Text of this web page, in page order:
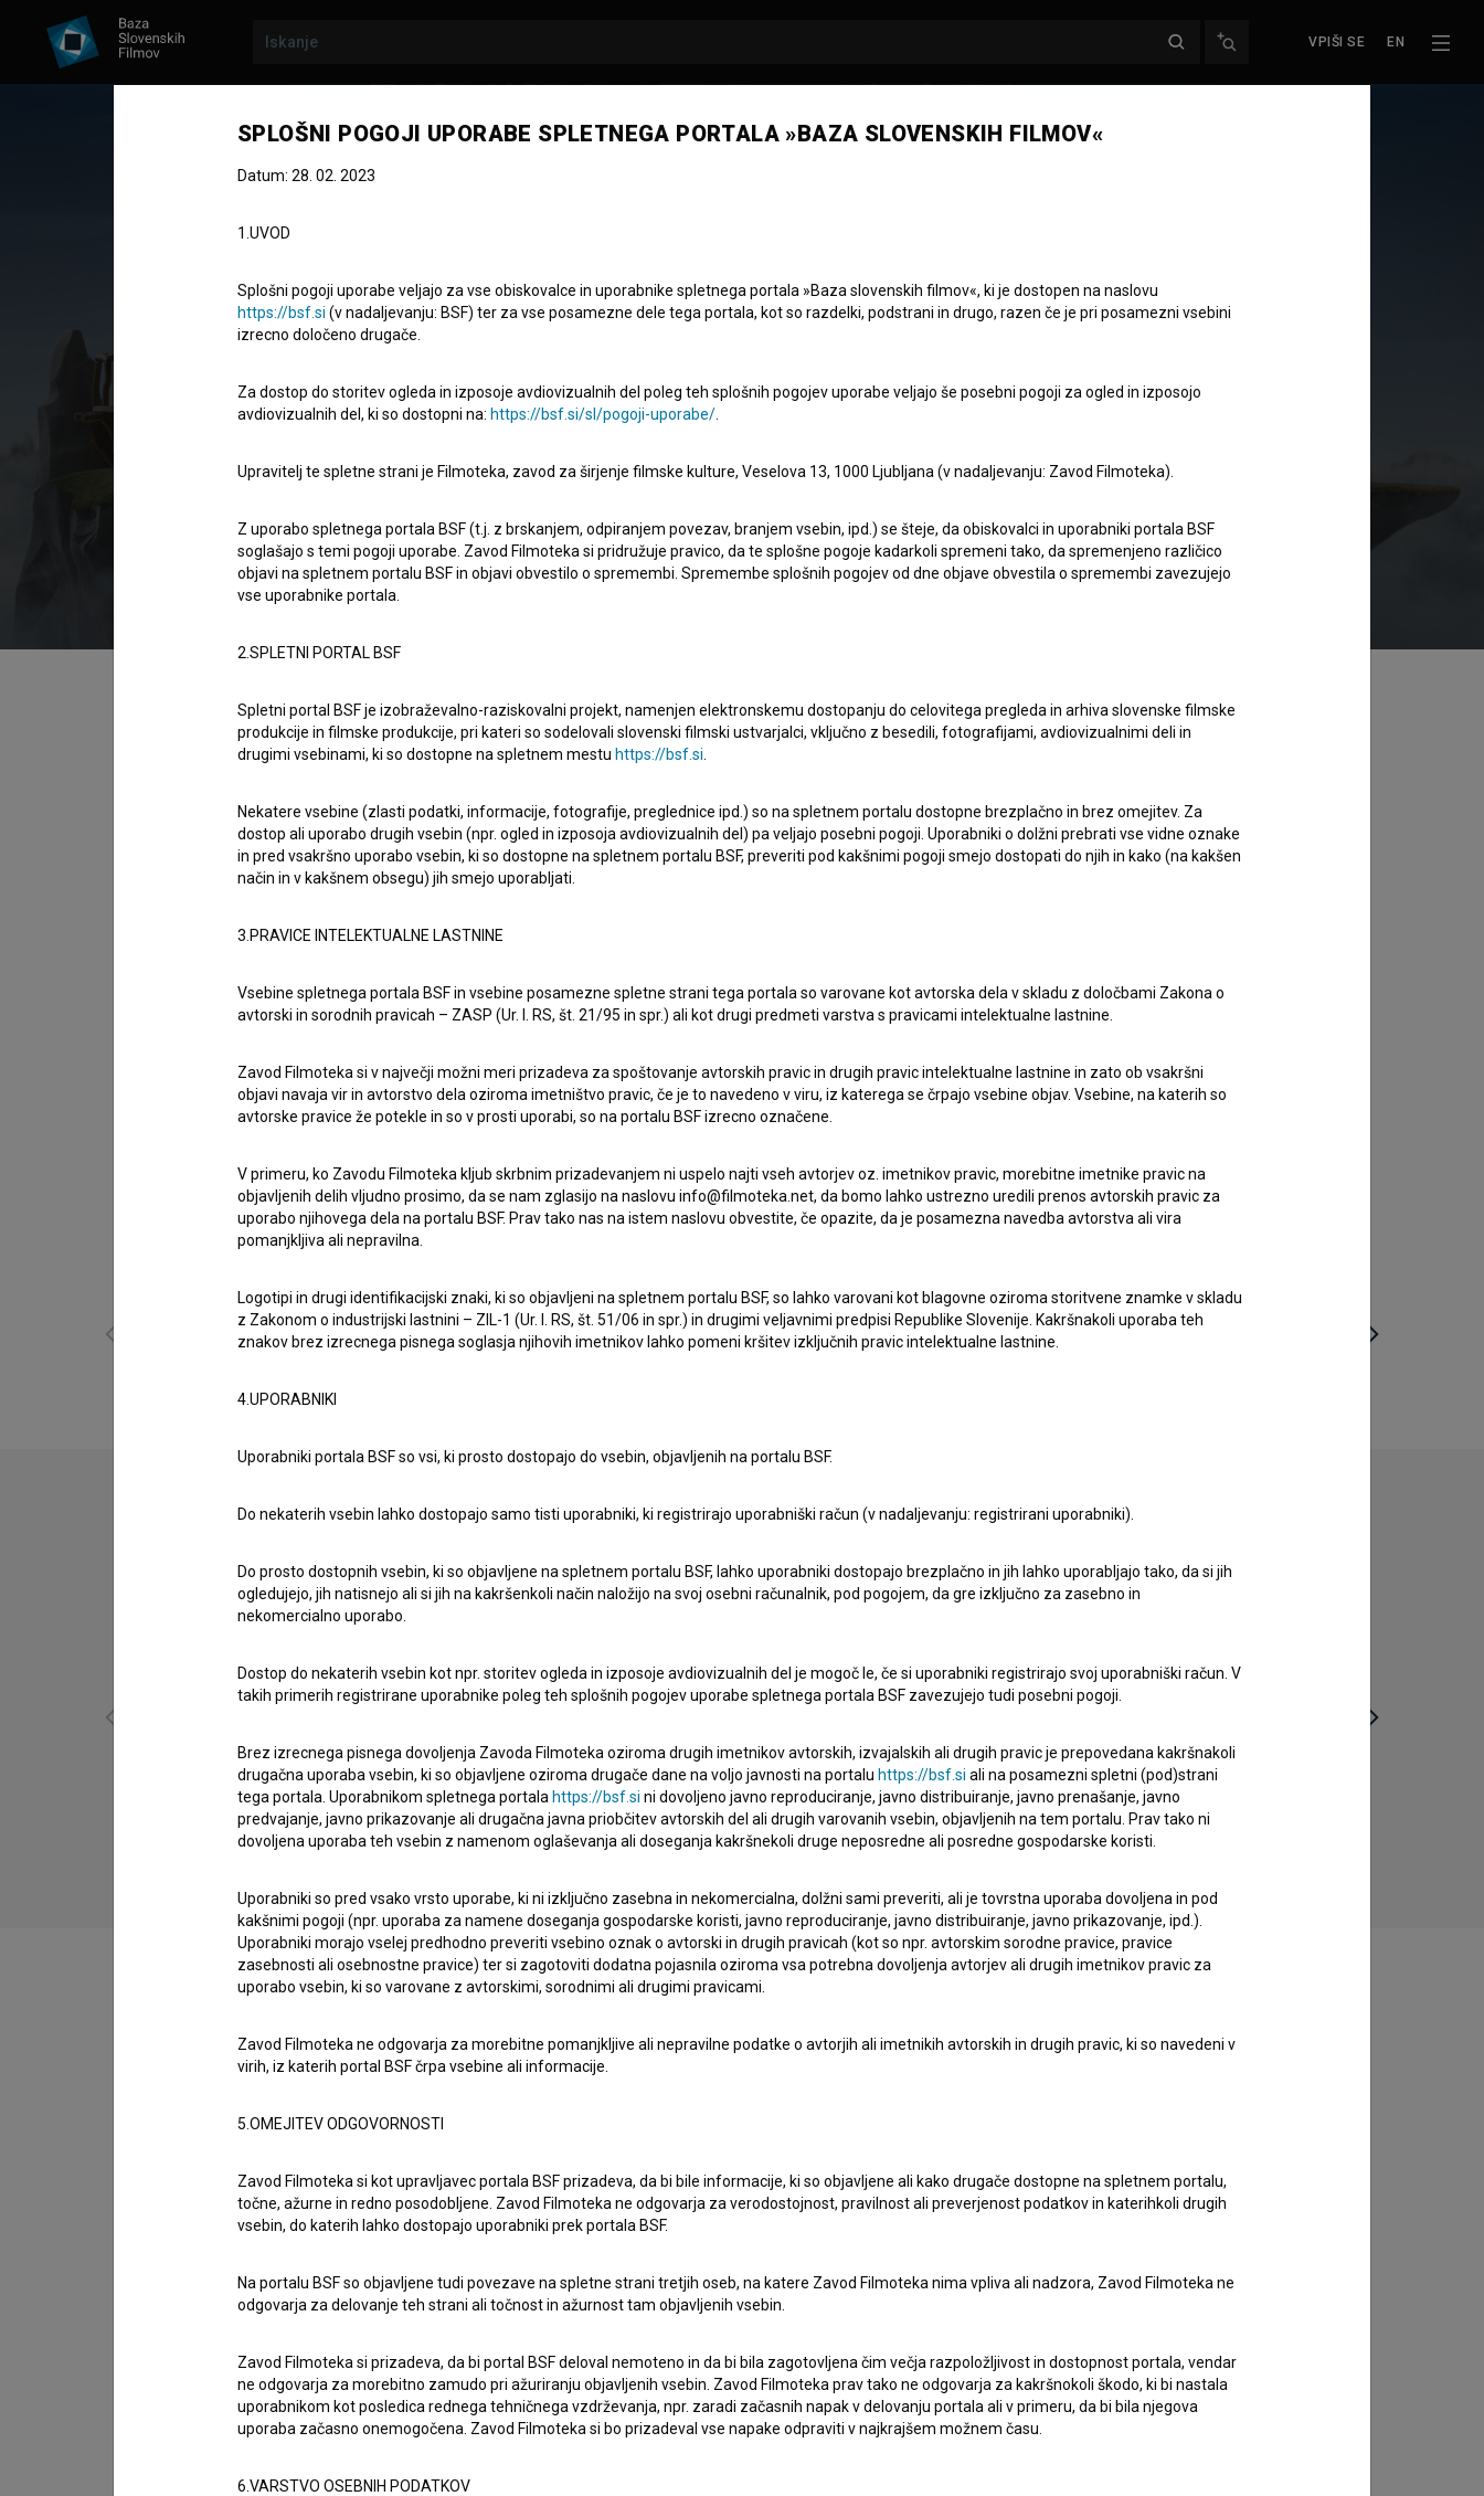
VPIŠI SE EN
Prejšnja epizoda
2. EPIZODA
Koyaa: Roža
Kupi ogled 1.99 EUR Brezplačno za člane knjižnic
noče rasti, nato pod vplivom glasbe zraste v mesojedno pošast, ki ga poskuša pojesti. Koyaa s
Krokarjevo pomočjo obvlada podivjano rožo.
Kolja Saksida
(23)
Koyaa: Lajf je čist odbit (2011)
otroški
Krtek Vrtek na travniku (2017)
otroški
Tako zraste ...: Krt (2021)
otroški
Zasedba
Organizacije
Nagrade in nominacije
Projekcije
Razširjeni podatki
SPLOŠNI POGOJI UPORABE SPLETNEGA PORTALA »BAZA SLOVENSKIH FILMOV«
Datum: 28. 02. 2023
1.UVOD
Splošni pogoji uporabe veljajo za vse obiskovalce in uporabnike spletnega portala »Baza slovenskih filmov«, ki je dostopen na naslovu
https://bsf.si (v nadaljevanju: BSF) ter za vse posamezne dele tega portala, kot so razdelki, podstrani in drugo, razen če je pri posamezni vsebini
izrecno določeno drugače.
Za dostop do storitev ogleda in izposoje avdiovizualnih del poleg teh splošnih pogojev uporabe veljajo še posebni pogoji za ogled in izposojo
avdiovizualnih del, ki so dostopni na: https://bsf.si/sl/pogoji-uporabe/
Upravitelj te spletne strani je Filmoteka, zavod za širjenje filmske kulture, Veselova 13, 1000 Ljubljana (v nadaljevanju: Zavod Filmoteka).
Z uporabo spletnega portala BSF (t.j. z brskanjem, odpiranjem povezav, branjem vsebin, ipd.) se šteje, da obiskovalci in uporabniki portala BSF
soglašajo s temi pogoji uporabe. Zavod Filmoteka si pridružuje pravico, da te splošne pogoje kadarkoli spremeni tako, da spremenjeno različico
objavi na spletnem portalu BSF in objavi obvestilo o spremembi. Spremembe splošnih pogojev od dne objave obvestila o spremembi zavezujejo
vse uporabnike portala.
2.SPLETNI PORTAL BSF
Spletni portal BSF je izobraževalno-raziskovalni projekt, namenjen elektronskemu dostopanju do celovitega pregleda in arhiva slovenske filmske
produkcije in filmske produkcije, pri kateri so sodelovali slovenski filmski ustvarjalci, vključno z besedili, fotografijami, avdiovizualnimi deli in
drugimi vsebinami, ki so dostopne na spletnem mestu https://bsf.si
Nekatere vsebine (zlasti podatki, informacije, fotografije, preglednice ipd.) so na spletnem portalu dostopne brezplačno in brez omejitev. Za
dostop ali uporabo drugih vsebin (npr. ogled in izposoja avdiovizualnih del) pa veljajo posebni pogoji. Uporabniki o dolžni prebrati vse vidne oznake
in pred vsakršno uporabo vsebin, ki so dostopne na spletnem portalu BSF, preveriti pod kakšnimi pogoji smejo dostopati do njih in kako (na kakšen
način in v kakšnem obsegu) jih smejo uporabljati.
3.PRAVICE INTELEKTUALNE LASTNINE
Vsebine spletnega portala BSF in vsebine posamezne spletne strani tega portala so varovane kot avtorska dela v skladu z določbami Zakona o
avtorski in sorodnih pravicah – ZASP (Ur. l. RS, št. 21/95 in spr.) ali kot drugi predmeti varstva s pravicami intelektualne lastnine.
Zavod Filmoteka si v največji možni meri prizadeva za spoštovanje avtorskih pravic in drugih pravic intelektualne lastnine in zato ob vsakršni
objavi navaja vir in avtorstvo dela oziroma imetništvo pravic, če je to navedeno v viru, iz katerega se črpajo vsebine objav. Vsebine, na katerih so
avtorske pravice že potekle in so v prosti uporabi, so na portalu BSF izrecno označene.
V primeru, ko Zavodu Filmoteka kljub skrbnim prizadevanjem ni uspelo najti vseh avtorjev oz. imetnikov pravic, morebitne imetnike pravic na
objavljenih delih vljudno prosimo, da se nam zglasijo na naslovu info@filmoteka.net, da bomo lahko ustrezno uredili prenos avtorskih pravic za
uporabo njihovega dela na portalu BSF. Prav tako nas na istem naslovu obvestite, če opazite, da je posamezna navedba avtorstva ali vira
pomanjkljiva ali nepravilna.
Logotipi in drugi identifikacijski znaki, ki so objavljeni na spletnem portalu BSF, so lahko varovani kot blagovne oziroma storitvene znamke v skladu
z Zakonom o industrijski lastnini – ZIL-1 (Ur. l. RS, št. 51/06 in spr.) in drugimi veljavnimi predpisi Republike Slovenije. Kakršnakoli uporaba teh
znakov brez izrecnega pisnega soglasja njihovih imetnikov lahko pomeni kršitev izključnih pravic intelektualne lastnine.
4.UPORABNIKI
Uporabniki portala BSF so vsi, ki prosto dostopajo do vsebin, objavljenih na portalu BSF.
Do nekaterih vsebin lahko dostopajo samo tisti uporabniki, ki registrirajo uporabniški račun (v nadaljevanju: registrirani uporabniki).
Do prosto dostopnih vsebin, ki so objavljene na spletnem portalu BSF, lahko uporabniki dostopajo brezplačno in jih lahko uporabljajo tako, da si jih
ogledujejo, jih natisnejo ali si jih na kakršenkoli način naložijo na svoj osebni računalnik, pod pogojem, da gre izključno za zasebno in
nekomercialno uporabo.
Dostop do nekaterih vsebin kot npr. storitev ogleda in izposoje avdiovizualnih del je mogoč le, če si uporabniki registrirajo svoj uporabniški račun. V
takih primerih registrirane uporabnike poleg teh splošnih pogojev uporabe spletnega portala BSF zavezujejo tudi posebni pogoji.
Brez izrecnega pisnega dovoljenja Zavoda Filmoteka oziroma drugih imetnikov avtorskih, izvajalskih ali drugih pravic je prepovedana kakršnakoli
drugačna uporaba vsebin, ki so objavljene oziroma drugače dane na voljo javnosti na portalu https://bsf.si ali na posamezni spletni (pod)strani
tega portala. Uporabnikom spletnega portala https://bsf.si ni dovoljeno javno reproduciranje, javno distribuiranje, javno prenašanje, javno
predvajanje, javno prikazovanje ali drugačna javna priobčitev avtorskih del ali drugih varovanih vsebin, objavljenih na tem portalu. Prav tako ni
dovoljena uporaba teh vsebin z namenom oglaševanja ali doseganja kakršnekoli druge neposredne ali posredne gospodarske koristi.
Uporabniki so pred vsako vrsto uporabe, ki ni izključno zasebna in nekomercialna, dolžni sami preveriti, ali je tovrstna uporaba dovoljena in pod
kakšnimi pogoji (npr. uporaba za namene doseganja gospodarske koristi, javno reproduciranje, javno distribuiranje, javno prikazovanje, ipd.).
Uporabniki morajo vselej predhodno preveriti vsebino oznak o avtorski in drugih pravicah (kot so npr. avtorskim sorodne pravice, pravice
zasebnosti ali osebnostne pravice) ter si zagotoviti dodatna pojasnila oziroma vsa potrebna dovoljenja avtorjev ali drugih imetnikov pravic za
uporabo vsebin, ki so varovane z avtorskimi, sorodnimi ali drugimi pravicami.
Zavod Filmoteka ne odgovarja za morebitne pomanjkljive ali nepravilne podatke o avtorjih ali imetnikih avtorskih in drugih pravic, ki so navedeni v
virih, iz katerih portal BSF črpa vsebine ali informacije.
5.OMEJITEV ODGOVORNOSTI
Zavod Filmoteka si kot upravljavec portala BSF prizadeva, da bi bile informacije, ki so objavljene ali kako drugače dostopne na spletnem portalu,
točne, ažurne in redno posodobljene. Zavod Filmoteka ne odgovarja za verodostojnost, pravilnost ali preverjenost podatkov in katerihkoli drugih
vsebin, do katerih lahko dostopajo uporabniki prek portala BSF.
Na portalu BSF so objavljene tudi povezave na spletne strani tretjih oseb, na katere Zavod Filmoteka nima vpliva ali nadzora, Zavod Filmoteka ne
odgovarja za delovanje teh strani ali točnost in ažurnost tam objavljenih vsebin.
Zavod Filmoteka si prizadeva, da bi portal BSF deloval nemoteno in da bi bila zagotovljena čim večja razpoložljivost in dostopnost portala, vendar
ne odgovarja za morebitno zamudo pri ažuriranju objavljenih vsebin. Zavod Filmoteka prav tako ne odgovarja za kakršnokoli škodo, ki bi nastala
uporabnikom kot posledica rednega tehničnega vzdrževanja, npr. zaradi začasnih napak v delovanju portala ali v primeru, da bi bila njegova
uporaba začasno onemogočena. Zavod Filmoteka si bo prizadeval vse napake odpraviti v najkrajšem možnem času.
6.VARSTVO OSEBNIH PODATKOV